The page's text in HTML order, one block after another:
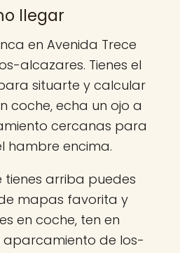
llegar
en Avenida Trece
alcazares. Tienes el
situarte y calcular
coche, echa un ojo a
cercanas para
hambre encima.
arriba puedes
mapas favorita y
en coche, ten en
de los-